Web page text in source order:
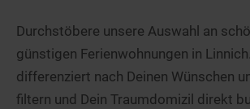
Durchstöbere unsere Auswahl an
günstigen Ferienwohnungen in
differenziert nach Deinen Wünschen
filtern und Dein Traumdomizil direkt